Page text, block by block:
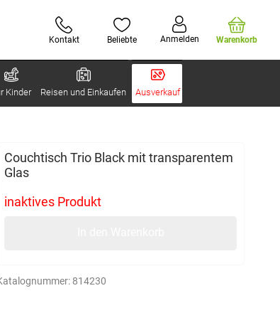
Kontakt Beliebte Anmelden Warenkorb
Kinder Reisen und Einkaufen Ausverkauf
Couchtisch Trio Black mit transparentem
Glas
inaktives Produkt
814230